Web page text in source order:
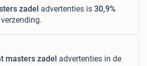
zadel advertenties is 30,9%
masters zadel advertenties in de